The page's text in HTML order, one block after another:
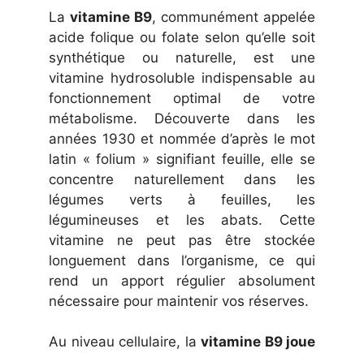
La vitamine B9, communément appelée
acide folique ou folate selon qu’elle soit
synthétique ou naturelle, est une
vitamine hydrosoluble indispensable au
fonctionnement optimal de votre
métabolisme. Découverte dans les
années 1930 et nommée d’après le mot
latin « folium » signifiant feuille, elle se
concentre naturellement dans les
légumes verts à feuilles, les
légumineuses et les abats. Cette
vitamine ne peut pas être stockée
longuement dans l’organisme, ce qui
rend un apport régulier absolument
nécessaire pour maintenir vos réserves.
Au niveau cellulaire, la vitamine B9 joue